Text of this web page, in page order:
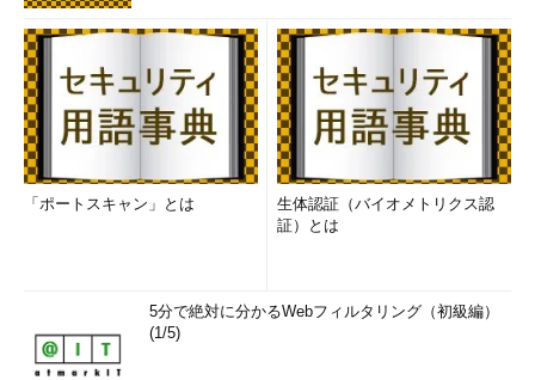
「ポートスキャン」とは
生体認証（バイオメトリクス認
証）とは
5分で絶対に分かるWebフィルタリング（初級編）
(1/5)